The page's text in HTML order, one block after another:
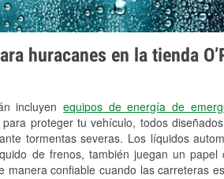
huracanes en la tienda
incluyenequipos de energía de
proteger tu vehículo, todos
tormentas severas. Los líquidos
de frenos, también juegan un papel
confiable cuando las carreteras